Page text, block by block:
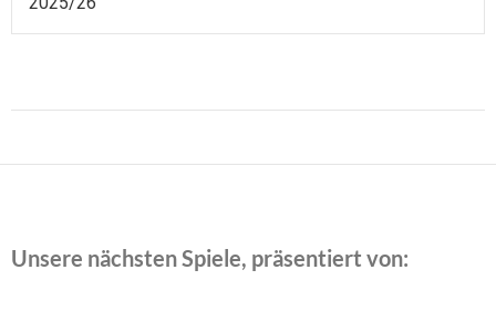
Unsere nächsten Spiele, präsentiert von: